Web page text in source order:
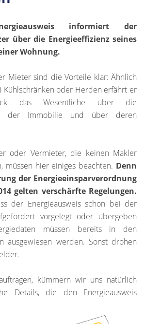
informiert der
über die Energieeffizienz seines
Wohnung.
Mieter sind die Vorteile klar: Ähnlich
Kühlschränken oder Herden erfährt er
das Wesentliche über die
der Immobilie und über deren
oder Vermieter, die keinen Makler
müssen hier einiges beachten. Denn
der Energieeinsparverordnung
gelten verschärfte Regelungen.
der Energieausweis schon bei der
vorgelegt oder übergeben
müssen bereits in den
ausgewiesen werden. Sonst drohen
kümmern wir uns natürlich
Details, die den Energieausweis